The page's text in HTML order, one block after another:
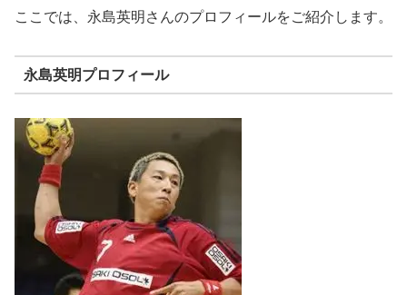
ここでは、永島英明さんのプロフィールをご紹介します。
永島英明プロフィール